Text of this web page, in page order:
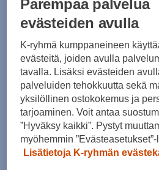
Koko
Kokotaulukko
Lisää
Parempaa palvelua
evästeiden avulla
K-ryhmä kumppaneineen
evästeitä, joiden avulla
tavalla. Lisäksi evästeiden
palveluiden tehokkuutta sekä
yksilöllinen ostokokemus ja
tarjoaminen. Voit antaa
”Hyväksy kaikki”. Pystyt
myöhemmin
Lisätietoja K-ryhmän